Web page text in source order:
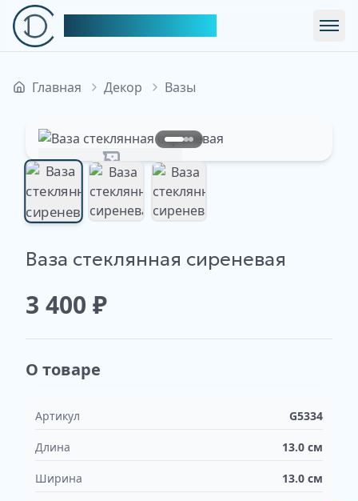
Главная Декор Вазы
Изображение недоступно
ИзображениеИзображениеИзображение
Ваза стеклянная сиреневая
3 400 ₽
О товаре
Артикул G5334
Длина 13.0 см
Ширина 13.0 см